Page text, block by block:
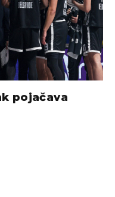
pojačava